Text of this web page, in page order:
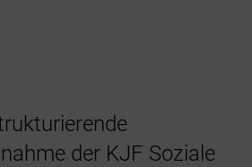
der KJF Soziale